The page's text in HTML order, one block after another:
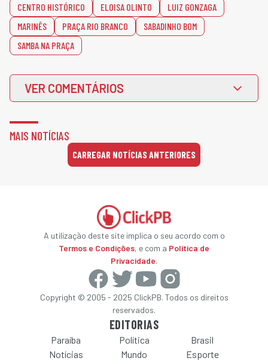
CENTRO HISTÓRICO ELOISA OLINTO
LUIZ GONZAGA
MARINÊS
PRAÇA RIO BRANCO
SABADINHO BOM
SAMBA NA PRAÇA
VER COMENTÁRIOS
MAIS NOTÍCIAS
CARREGAR NOTÍCIAS ANTERIORES
A utilização deste site implica o seu acordo com o
Termos e Condições, e com a Política de
Privacidade.
Copyright © 2005 - 2025 ClickPB. Todos os direitos
reservados.
EDITORIAS
Paraíba Política
Brasil
Notícias
Mundo Esporte